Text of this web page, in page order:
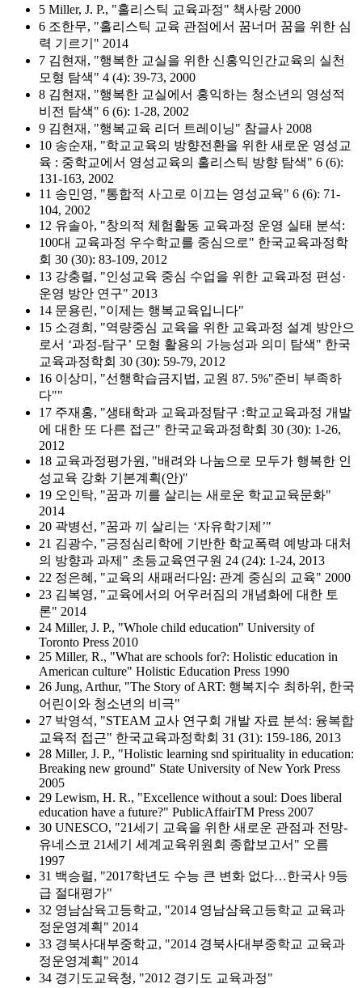
5 Miller, J. P., "홀리스틱 교육과정" 책사랑 2000
6 조한무, "홀리스틱 교육 관점에서 꿈너머 꿈을 위한 심
력 기르기" 2014
7 김현재, "행복한 교실을 위한 신홍익인간교육의 실천
모형 탐색" 4 (4): 39-73, 2000
8 김현재, "행복한 교실에서 홍익하는 청소년의 영성적
비전 탐색" 6 (6): 1-28, 2002
9 김현재, "행복교육 리더 트레이닝" 참글사 2008
10 송순재, "학교교육의 방향전환을 위한 새로운 영성교
육 : 중학교에서 영성교육의 홀리스틱 방향 탐색" 6 (6):
131-163, 2002
11 송민영, "통합적 사고로 이끄는 영성교육" 6 (6): 71-
104, 2002
12 유솔아, "창의적 체험활동 교육과정 운영 실태 분석:
100대 교육과정 우수학교를 중심으로" 한국교육과정학
회 30 (30): 83-109, 2012
13 강충렬, "인성교육 중심 수업을 위한 교육과정 편성·
운영 방안 연구" 2013
14 문용린, "이제는 행복교육입니다"
15 소경희, "역량중심 교육을 위한 교육과정 설계 방안으
로서 ‘과정-탐구’ 모형 활용의 가능성과 의미 탐색" 한국
교육과정학회 30 (30): 59-79, 2012
16 이상미, "선행학습금지법, 교원 87. 5%"준비 부족하
다""
17 주재홍, "생태학과 교육과정탐구 :학교교육과정 개발
에 대한 또 다른 접근" 한국교육과정학회 30 (30): 1-26,
2012
18 교육과정평가원, "배려와 나눔으로 모두가 행복한 인
성교육 강화 기본계획(안)"
19 오인탁, "꿈과 끼를 살리는 새로운 학교교육문화"
2014
20 곽병선, "꿈과 끼 살리는 ‘자유학기제’"
21 김광수, "긍정심리학에 기반한 학교폭력 예방과 대처
의 방향과 과제" 초등교육연구원 24 (24): 1-24, 2013
22 정은혜, "교육의 새패러다임: 관계 중심의 교육" 2000
23 김복영, "교육에서의 어우러짐의 개념화에 대한 토
론" 2014
24 Miller, J. P., "Whole child education" University of
Toronto Press 2010
25 Miller, R., "What are schools for?: Holistic education in
American culture" Holistic Education Press 1990
26 Jung, Arthur, "The Story of ART: 행복지수 최하위, 한국
어린이와 청소년의 비극"
27 박영석, "STEAM 교사 연구회 개발 자료 분석: 융복합
교육적 접근" 한국교육과정학회 31 (31): 159-186, 2013
28 Miller, J. P., "Holistic learning snd spirituality in education:
Breaking new ground" State University of New York Press
2005
29 Lewism, H. R., "Excellence without a soul: Does liberal
education have a future?" PublicAffairTM Press 2007
30 UNESCO, "21세기 교육을 위한 새로운 관점과 전망-
유네스코 21세기 세계교육위원회 종합보고서" 오름
1997
31 백승렬, "2017학년도 수능 큰 변화 없다…한국사 9등
급 절대평가"
32 영남삼육고등학교, "2014 영남삼육고등학교 교육과
정운영계획" 2014
33 경북사대부중학교, "2014 경북사대부중학교 교육과
정운영계획" 2014
34 경기도교육청, "2012 경기도 교육과정"